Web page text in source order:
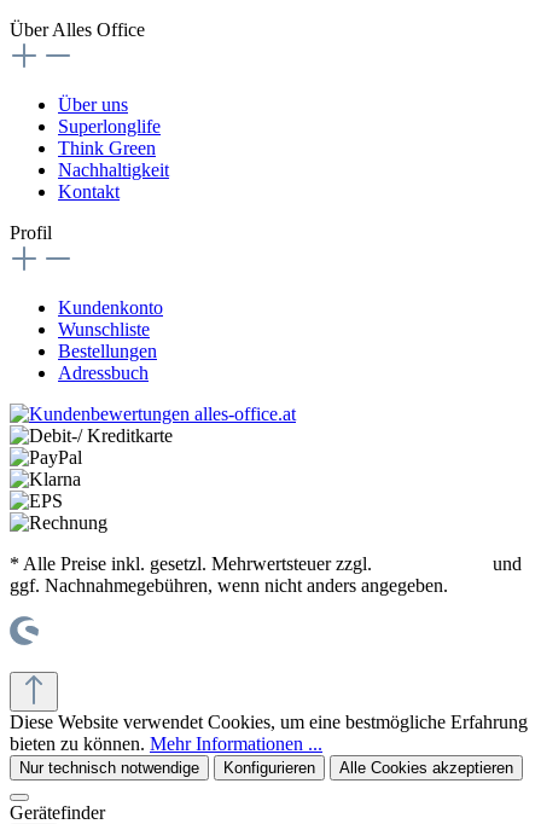
Über Alles Office
Über uns
Superlonglife
Think Green
Nachhaltigkeit
Kontakt
Profil
Kundenkonto
Wunschliste
Bestellungen
Adressbuch
* Alle Preise inkl. gesetzl. Mehrwertsteuer zzgl.
und
ggf. Nachnahmegebühren, wenn nicht anders angegeben.
Diese Website verwendet Cookies, um eine bestmögliche Erfahrung
bieten zu können. Mehr Informationen ...
Nur technisch notwendige Konfigurieren Alle Cookies akzeptieren
Gerätefinder